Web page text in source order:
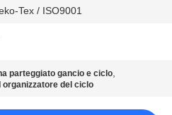
Tex / ISO9001
parteggiato gancio e ciclo,
organizzatore del ciclo